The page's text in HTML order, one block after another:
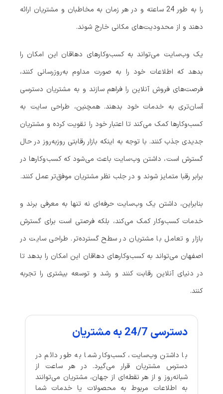
را به طور 24 ساعته و در هر زمان به مخاطبان و مشتریان ارائه
دهند و از محدودیت‌های مکانی خارج شوند.
یک وب‌سایت می‌تواند به کسب‌وکارهای دهاقان این امکان را
بدهد که اطلاعات خود را به صورت مداوم به‌روزرسانی کنند،
فرصت‌های فروش آنلاین را فراهم سازند و به مشتریان دسترسی
آسان‌تری به خدمات خود بدهند. همچنین، طراحی سایت به
کسب‌وکارها کمک می‌کند تا اعتبار خود را تقویت کرده و مشتریان
جدیدی جذب کنند. با توجه به اینکه بازار رقابتی روزبه‌روز در حال
گسترش است، داشتن وب‌سایت باعث می‌شود که کسب‌وکارها در
برابر رقبا متمایز شوند و در جلب نظر مشتریان موفق‌تر عمل کنند.
بنابراین، داشتن یک وب‌سایت حرفه‌ای نه تنها به معرفی برند و
خدمات کسب‌وکار کمک می‌کند، بلکه فرصتی است برای گسترش
بازار و تعامل با مشتریان در سطح گسترده‌تر. طراحی سایت در
اصفهان می‌تواند به کسب‌وکارهای دهاقان این امکان را بدهد تا
در دنیای آنلاین رقابت کنند و رشد و توسعه بیشتری را تجربه
کنند.
دسترسی 24/7 به مشتریان
با داشتن وب‌سایت، کسب‌وکار شما به طور دائم در
دسترس مشتریان قرار می‌گیرد. در هر ساعت از
شبانه‌روز و از هر نقطه‌ای از جهان، مشتریان می‌توانند
به اطلاعات مربوط به محصولات یا خدمات شما